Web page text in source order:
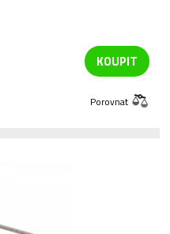
KOUPIT
Porovnat